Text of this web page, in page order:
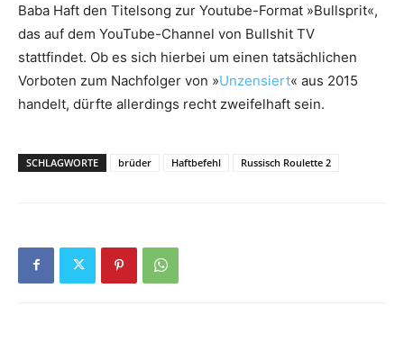
Baba Haft den Titelsong zur Youtube-Format »Bullsprit«,
das auf dem YouTube-Channel von Bullshit TV
stattfindet. Ob es sich hierbei um einen tatsächlichen
Vorboten zum Nachfolger von »Unzensiert« aus 2015
handelt, dürfte allerdings recht zweifelhaft sein.
SCHLAGWORTE brüder Haftbefehl Russisch Roulette 2